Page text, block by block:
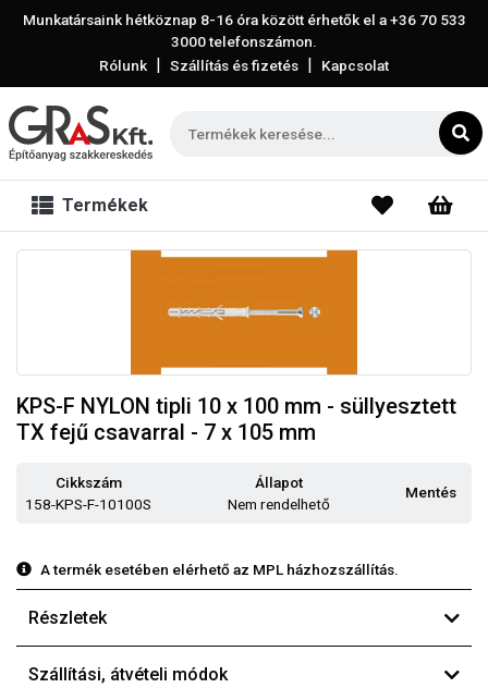
Munkatársaink hétköznap 8-16 óra között érhetők el a+36 70 533
3000telefonszámon.
Rólunk | Szállítás és fizetés | Kapcsolat
Termékek
KPS-F NYLON tipli 10 x 100 mm - süllyesztett
TX fejű csavarral - 7 x 105 mm
Cikkszám
158-KPS-F-10100S
Állapot
Nem rendelhető
Mentés
A termék esetében elérhető az MPL házhozszállítás.
Részletek
Szállítási, átvételi módok